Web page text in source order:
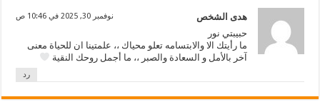
هدى الشخص نوفمبر 30, 2025 في 10:46 ص
حبيبتي نور
ما رأيتك الا والابتسامه تعلو محياك ،، علمتينا ان للحياة معنى
آخر بالأمل و السعادة والصبر ،، ما أجمل روحك النقية
رد